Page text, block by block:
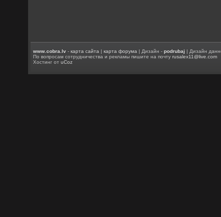
www.cobra.lv -карта сайта |карта форума | Дизайн -podrubaj | Дизайн
По вопросам сотрудничества и рекламы пишите на почтуrusalex11@live.com
Хостинг отuCoz